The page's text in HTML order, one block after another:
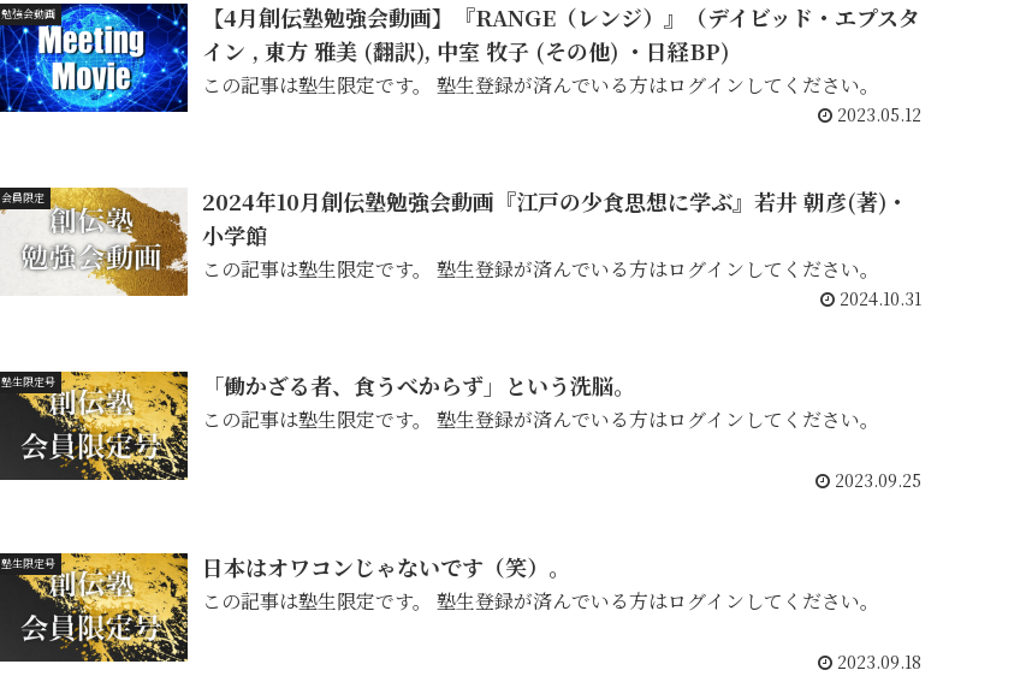
勉強会動画
【4月創伝塾勉強会動画】『RANGE（レンジ）』（デイビッド・エプスタ
イン , 東方 雅美 (翻訳), 中室 牧子 (その他) ・日経BP)
この記事は塾生限定です。 塾生登録が済んでいる方はログインしてください。
2023.05.12
会員限定
2024年10月創伝塾勉強会動画『江戸の少食思想に学ぶ』若井 朝彦(著)・
小学館
この記事は塾生限定です。 塾生登録が済んでいる方はログインしてください。
2024.10.31
塾生限定号 「働かざる者、食うべからず」という洗脳。
この記事は塾生限定です。 塾生登録が済んでいる方はログインしてください。
2023.09.25
塾生限定号 日本はオワコンじゃないです（笑）。
この記事は塾生限定です。 塾生登録が済んでいる方はログインしてください。
2023.09.18